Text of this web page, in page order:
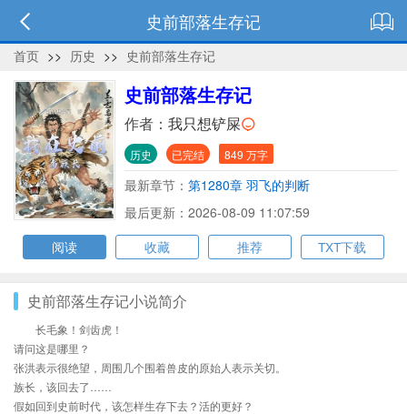
史前部落生存记
首页 >> 历史 >> 史前部落生存记
史前部落生存记
作者： 我只想铲屎
历史 已完结 849 万字
最新章节： 第1280章 羽飞的判断
最后更新：2026-08-09 11:07:59
阅读
收藏 推荐 TXT下载
史前部落生存记小说简介
长毛象！剑齿虎！
请问这是哪里？
张洪表示很绝望，周围几个围着兽皮的原始人表示关切。
族长，该回去了……
假如回到史前时代，该怎样生存下去？活的更好？